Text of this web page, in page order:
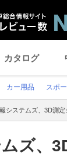
カタログ
カー用品 スポ
システムズ、3D測
ズ、